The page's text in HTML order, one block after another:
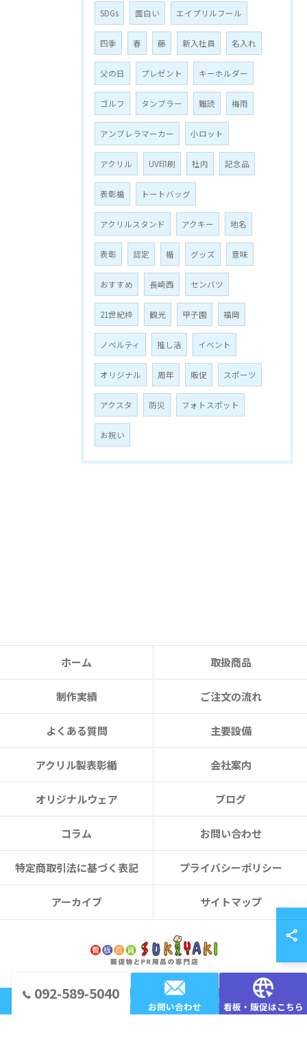
SDGs 面白い エイプリルフール
四季 春 藤 新入社員 名入れ
父の日 プレゼント キーホルダー
ゴルフ タンブラー 難読 梅雨
アンブレラマーカー 小ロット
アクリル UV印刷 社内 記念品
表彰楯 トートバッグ
アクリルスタンド アクキー 地名
表彰 認定 楯 グッズ 意味
おすすめ 長崎西 センバツ
21世紀枠 観光 甲子園 福岡
ノベルティ 推し活 イベント
オリジナル 周年 販促 スポーツ
アクスタ 防災 フォトスポット
お祝い
092-589-5040
お問い合わせ 看板・販促はこちら
ホーム 取扱商品
制作実績 ご注文の流れ
よくある質問 主要設備
アクリル製表彰楯 会社案内
オリジナルウェア ブログ
コラム お問い合わせ
特定商取引法に基づく表記 プライバシーポリシー
アーカイブ サイトマップ
© 2026 福岡のノベルティなら看板百貨 SUKIYAKI ALL RIGHTS RESERVED.